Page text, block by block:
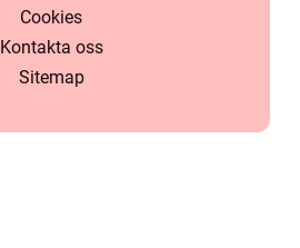
Cookies
Kontakta oss
Sitemap